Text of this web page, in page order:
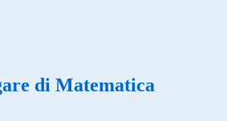
di Matematica